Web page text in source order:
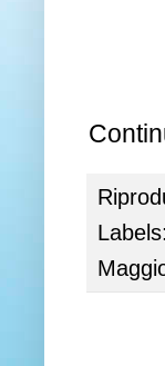
Labels: